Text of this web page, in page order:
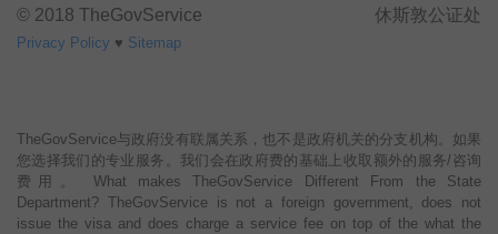
© 2018 TheGovService
Privacy Policy ♥ Sitemap
休斯敦公证处
TheGovService与政府没有联属关系，也不是政府机关的分支机构。如果
您选择我们的专业服务。我们会在政府费的基础上收取额外的服务/咨询
费用。 What makes TheGovService Different From the State
Department? TheGovService is not a foreign government, does not
issue the visa and does charge a service fee on top of the what the